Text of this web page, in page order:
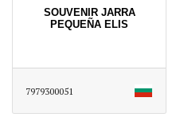
SOUVENIR JARRA
PEQUEÑA ELIS
7979300051